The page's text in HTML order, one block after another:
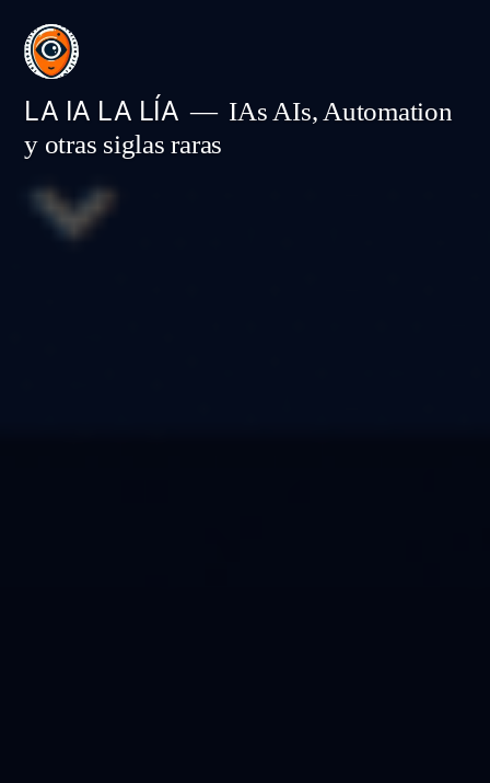
Saltar
contenido
LA IA LA LÍA
IAs AIs, Automation
y otras siglas raras